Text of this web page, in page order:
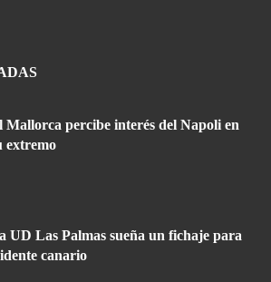
Mallorca percibe interés del Napoli en
extremo
UD Las Palmas sueña un fichaje para
canario